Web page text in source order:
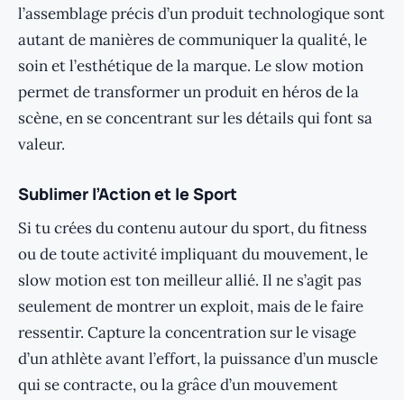
l’assemblage précis d’un produit technologique sont
autant de manières de communiquer la qualité, le
soin et l’esthétique de la marque. Le slow motion
permet de transformer un produit en héros de la
scène, en se concentrant sur les détails qui font sa
valeur.
Sublimer l’Action et le Sport
Si tu crées du contenu autour du sport, du fitness
ou de toute activité impliquant du mouvement, le
slow motion est ton meilleur allié. Il ne s’agit pas
seulement de montrer un exploit, mais de le faire
ressentir. Capture la concentration sur le visage
d’un athlète avant l’effort, la puissance d’un muscle
qui se contracte, ou la grâce d’un mouvement